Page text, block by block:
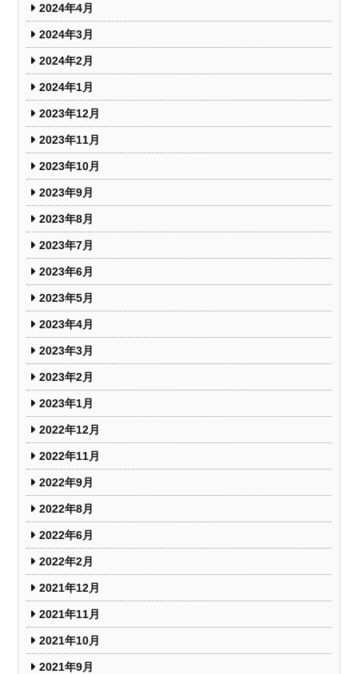
2024年4月
2024年3月
2024年2月
2024年1月
2023年12月
2023年11月
2023年10月
2023年9月
2023年8月
2023年7月
2023年6月
2023年5月
2023年4月
2023年3月
2023年2月
2023年1月
2022年12月
2022年11月
2022年9月
2022年8月
2022年6月
2022年2月
2021年12月
2021年11月
2021年10月
2021年9月